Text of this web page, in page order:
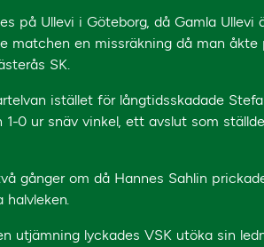
på Ullevi i Göteborg, då Gamla Ullevi
matchen en missräkning då man
SK.
istället för långtidsskadade
0 ur snäv vinkel, ett avslut som
gånger om då Hannes Sahlin
utjämning lyckades VSK utöka sin